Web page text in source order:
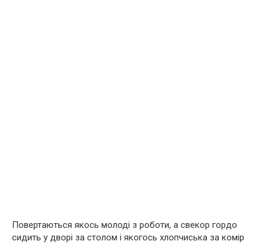
Повертаються якось молоді з роботи, а свекор гордо
сидить у дворі за столом і якогось хлопчиська за комір